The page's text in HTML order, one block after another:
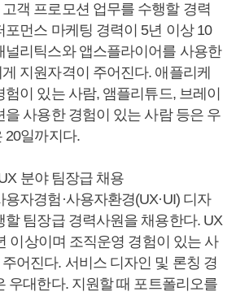
객 프로모션 업무를 수행할 경력
포먼스 마케팅 경력이 5년 이상 10
널리틱스와 앱스플라이어를 사용한
지원자격이 주어진다. 애플리케
이 있는 사람, 앰플리튜드, 브레이
을 사용한 경험이 있는 사람 등은 우
20일까지다.
분야 팀장급 채용
자경험·사용자환경(UX·UI) 디자
할 팀장급 경력사원을 채용한다. UX
이상이며 조직운영 경험이 있는 사
어진다. 서비스 디자인 및 론칭 경
우대한다. 지원할 때 포트폴리오를